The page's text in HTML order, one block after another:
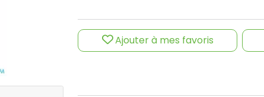
Ajouter à mes favoris